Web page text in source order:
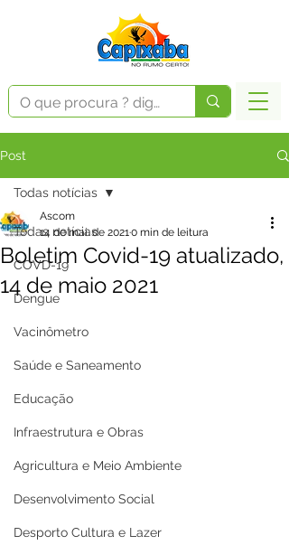
Post
Todas notícias
COVD-19
Dengue
Vacinômetro
Saúde e Saneamento
Educação
Infraestrutura e Obras
Agricultura e Meio Ambiente
Desenvolvimento Social
Desporto Cultura e Lazer
Todas notícias
Boletim Covid-19 atualizado,
14 de maio 2021
Ascom
14 de mai. de 20210 min de leitura